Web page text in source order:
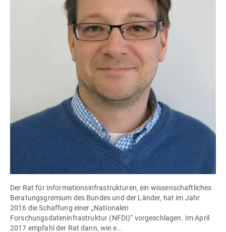
Der Rat für Informationsinfrastrukturen, ein wissenschaftliches
Beratungsgremium des Bundes und der Länder, hat im Jahr
2016 die Schaffung einer „Nationalen
Forschungsdateninfrastruktur (NFDI)“ vorgeschlagen. Im April
2017 empfahl der Rat dann, wie e...